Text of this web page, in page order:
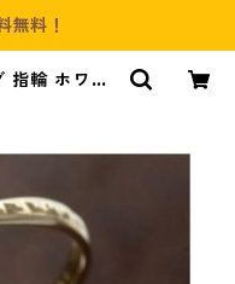
無料！
指輪 ホワイ